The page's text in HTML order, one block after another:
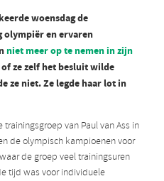
woensdag de
en ervaren
niet meer op te nemen in zijn
of ze zelf het besluit wilde
ze niet. Ze legde haar lot in
van Paul van Ass in
de olympisch kampioenen voor
de groep veel trainingsuren
tijd was voor individuele